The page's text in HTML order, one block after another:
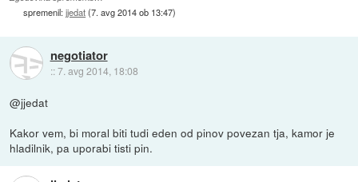
spremenil:jjedat(7. avg 2014 ob 13:47)
negotiator
::7. avg 2014, 18:08
@jjedat
Kakor vem, bi moral biti tudi eden od pinov povezan tja, kamor je
hladilnik, pa uporabi tisti pin.